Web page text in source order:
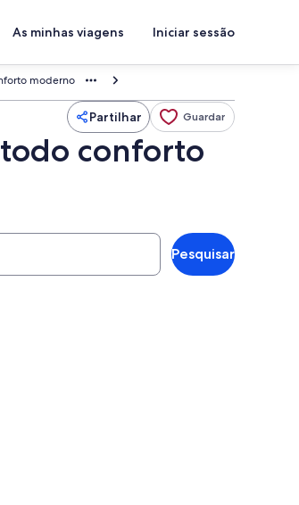
As minhas viagens Iniciar sessão
moderno
Partilhar Guardar
conforto
Pesquisar